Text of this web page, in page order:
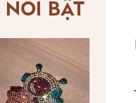
NỔI BẬT